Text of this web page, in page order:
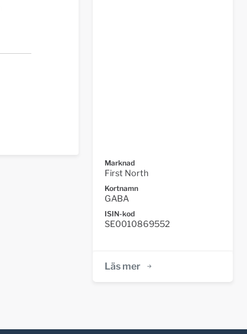
Marknad
First North
Kortnamn
GABA
ISIN-kod
SE0010869552
Läs mer